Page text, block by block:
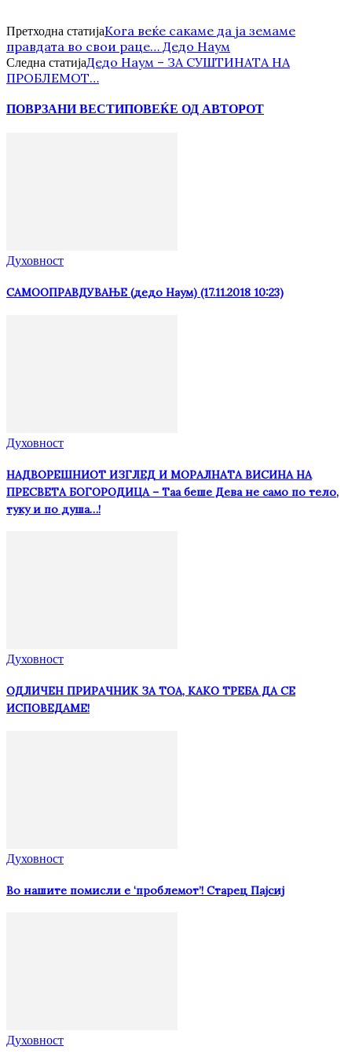
Претходна статијаКога веќе сакаме да ја земаме
правдата во свои раце… Дедо Наум
Следна статијаДедо Наум – ЗА СУШТИНАТА НА
ПРОБЛЕМОТ…
ПОВРЗАНИ ВЕСТИПОВЕЌЕ ОД АВТОРОТ
Духовност
САМООПРАВДУВАЊЕ (дедо Наум) (17.11.2018 10:23)
Духовност
НАДВОРЕШНИОТ ИЗГЛЕД И МОРАЛНАТА ВИСИНА HA
ПРЕСВЕТА БОГОРОДИЦА – Таа беше Дева не само по тело,
туку и по душа…!
Духовност
ОДЛИЧЕН ПРИРАЧНИК ЗА ТОА, КАКО ТРЕБА ДА СЕ
ИСПОВЕДАМЕ!
Духовност
Во нашите помисли е ‘проблемот’! Старец Пајсиј
Духовност